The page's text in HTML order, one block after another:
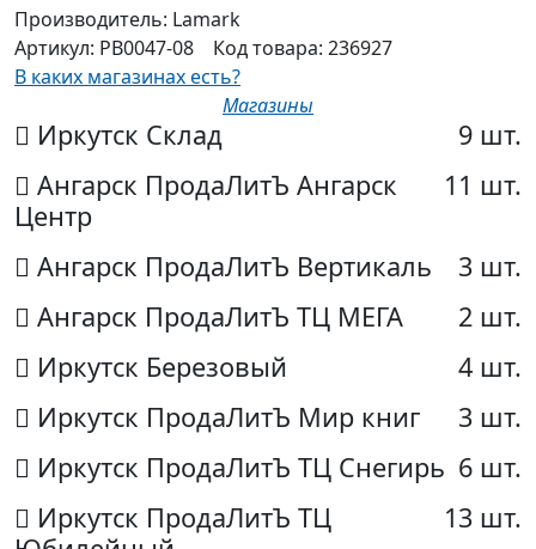
Производитель: Lamark
Артикул: PB0047-08 Код товара: 236927
В каких магазинах есть?
Магазины
Иркутск Склад
9 шт.
Ангарск ПродаЛитЪ Ангарск
Центр
11 шт.
Ангарск ПродаЛитЪ Вертикаль
3 шт.
Ангарск ПродаЛитЪ ТЦ МЕГА
2 шт.
Иркутск Березовый
4 шт.
Иркутск ПродаЛитЪ Мир книг
3 шт.
Иркутск ПродаЛитЪ ТЦ Снегирь 6 шт.
Иркутск ПродаЛитЪ ТЦ
13 шт.